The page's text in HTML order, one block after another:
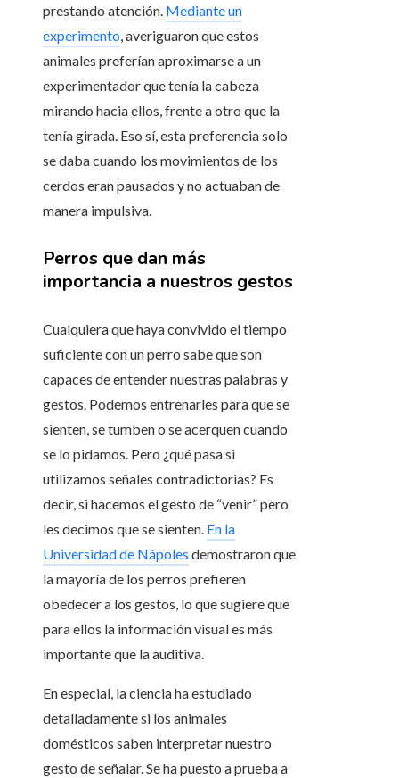
prestando atención. Mediante un
experimento, averiguaron que estos
animales preferían aproximarse a un
experimentador que tenía la cabeza
mirando hacia ellos, frente a otro que la
tenía girada. Eso sí, esta preferencia solo
se daba cuando los movimientos de los
cerdos eran pausados y no actuaban de
manera impulsiva.
Perros que dan más
importancia a nuestros gestos
Cualquiera que haya convivido el tiempo
suficiente con un perro sabe que son
capaces de entender nuestras palabras y
gestos. Podemos entrenarles para que se
sienten, se tumben o se acerquen cuando
se lo pidamos. Pero ¿qué pasa si
utilizamos señales contradictorias? Es
decir, si hacemos el gesto de “venir” pero
les decimos que se sienten. En la
Universidad de Nápoles demostraron que
la mayoría de los perros prefieren
obedecer a los gestos, lo que sugiere que
para ellos la información visual es más
importante que la auditiva.
En especial, la ciencia ha estudiado
detalladamente si los animales
domésticos saben interpretar nuestro
gesto de señalar. Se ha puesto a prueba a